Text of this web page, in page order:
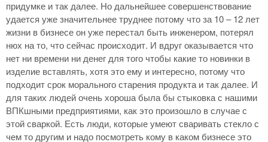
придумке и так далее. Но дальнейшее совершенствование
удается уже значительнее труднее потому что за 10 – 12 лет
жизни в бизнесе он уже перестал быть инженером, потерял
нюх на то, что сейчас происходит. И вдруг оказывается что
нет ни времени ни денег для того чтобы какие то новинки в
изделие вставлять, хотя это ему и интересно, потому что
подходит срок морального старения продукта и так далее. И
для таких людей очень хороша была бы стыковка с нашими
ВПКшными предприятиями, как это произошло в случае с
этой сваркой. Есть люди, которые умеют сваривать стекло с
чем то другим и надо посмотреть кому в каком бизнесе это